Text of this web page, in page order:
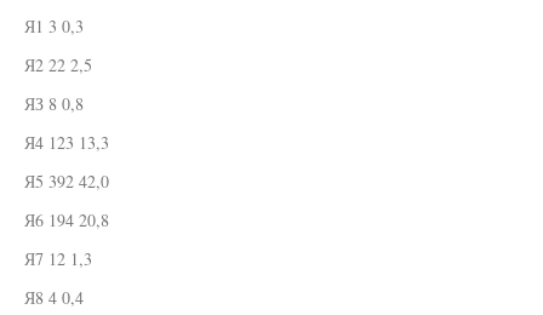
Я1 3 0,3
Я2 22 2,5
ЯЗ 8 0,8
Я4 123 13,3
Я5 392 42,0
Я6 194 20,8
Я7 12 1,3
Я8 4 0,4